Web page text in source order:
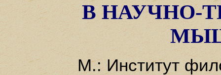
В НАУЧНО-
М.: Институт